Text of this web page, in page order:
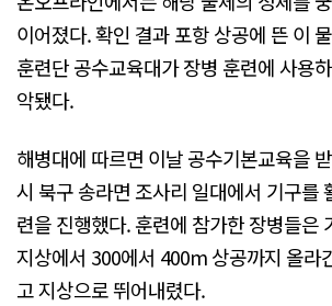
이어졌다. 확인 결과 포항 상공에 뜬 이
훈련단 공수교육대가 장병 훈련에 사용
악됐다.
해병대에 따르면 이날 공수기본교육을
시 북구 송라면 조사리 일대에서 기구를
련을 진행했다. 훈련에 참가한 장병들은
지상에서 300에서 400m 상공까지 올라
고 지상으로 뛰어내렸다.